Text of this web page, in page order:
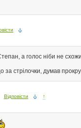
а голос ніби не
за стрілочки, думав
Відповісти ↑